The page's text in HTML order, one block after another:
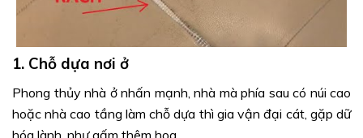
1. Chỗ dựa nơi ở
Phong thủy nhà ở nhấn mạnh, nhà mà phía sau có núi cao
hoặc nhà cao tầng làm chỗ dựa thì gia vận đại cát, gặp dữ
hóa lành, như gấm thêm hoa.